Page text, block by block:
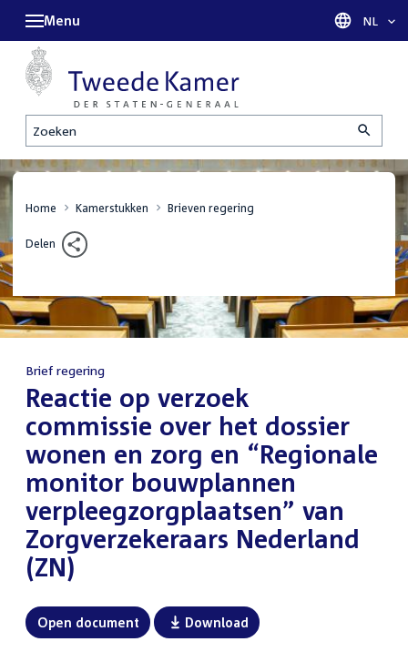
Zoeken
Menu Taal
NL
Home Kamerstukken Brieven regering
Delen
Brief regering
:Reactie op verzoek
commissie over het dossier
wonen en zorg en “Regionale
monitor bouwplannen
verpleegzorgplaatsen” van
Zorgverzekeraars Nederland
(ZN)
Open document Download